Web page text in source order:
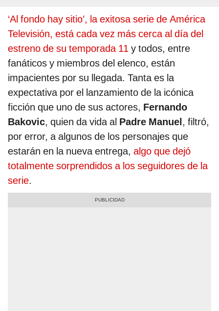
‘Al fondo hay sitio’, la exitosa serie de América
Televisión, está cada vez más cerca al día del
estreno de su temporada 11 y todos, entre
fanáticos y miembros del elenco, están
impacientes por su llegada. Tanta es la
expectativa por el lanzamiento de la icónica
ficción que uno de sus actores, Fernando
Bakovic, quien da vida al Padre Manuel, filtró,
por error, a algunos de los personajes que
estarán en la nueva entrega, algo que dejó
totalmente sorprendidos a los seguidores de la
serie.